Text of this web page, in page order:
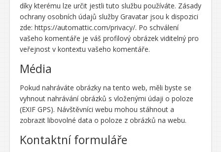
díky kterému lze určit jestli tuto službu používáte. Zásady
ochrany osobních údajů služby Gravatar jsou k dispozici
zde: https://automattic.com/privacy/. Po schválení
vašeho komentáře je váš profilový obrázek viditelný pro
veřejnost v kontextu vašeho komentáře.
Média
Pokud nahráváte obrázky na tento web, měli byste se
vyhnout nahrávání obrázků s vloženými údaji o poloze
(EXIF GPS). Návštěvníci webu mohou stáhnout a
zobrazit libovolné data o poloze z obrázků na webu.
Kontaktní formuláře